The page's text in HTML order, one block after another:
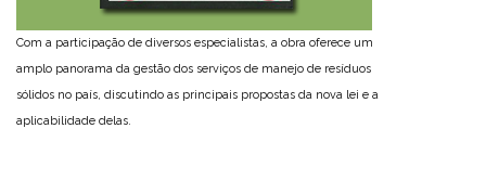
Com a participação de diversos especialistas, a obra oferece um
amplo panorama da gestão dos serviços de manejo de resíduos
sólidos no país, discutindo as principais propostas da nova lei e a
aplicabilidade delas.